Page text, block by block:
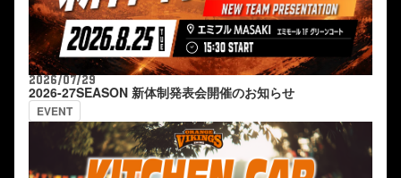
2026/07/29
2026-27SEASON 新体制発表会開催のお知らせ
EVENT